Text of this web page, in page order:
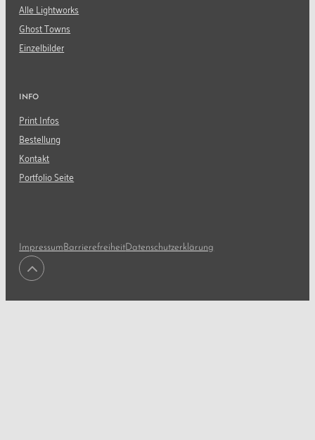
Alle Lightworks
Ghost Towns
Einzelbilder
INFO
Print Infos
Bestellung
Kontakt
Portfolio Seite
Impressum BarrierefreiheitDatenschutzerklärung